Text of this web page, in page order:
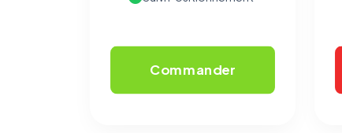
Commander